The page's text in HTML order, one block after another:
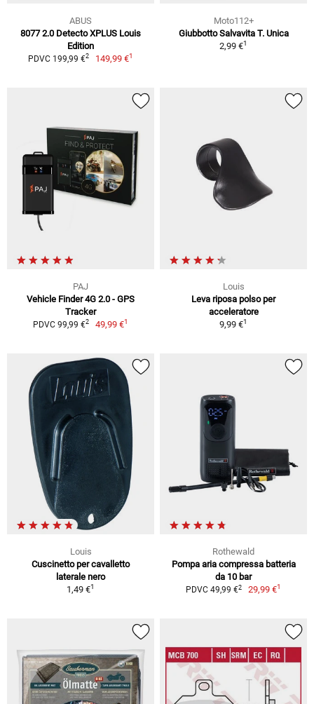
ABUS
8077 2.0 Detecto XPLUS Louis
Edition
PDVC 199,99 €2 149,99 €1
Moto112+
Giubbotto Salvavita T. Unica
2,99 €1
PAJ
Vehicle Finder 4G 2.0 - GPS
Tracker
PDVC 99,99 €2 49,99 €1
Louis
Leva riposa polso per
acceleratore
9,99 €1
Louis
Cuscinetto per cavalletto
laterale nero
1,49 €1
Rothewald
Pompa aria compressa batteria
da 10 bar
PDVC 49,99 €2 29,99 €1